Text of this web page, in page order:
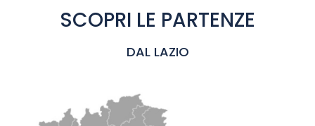
SCOPRI LE PARTENZE
DAL LAZIO